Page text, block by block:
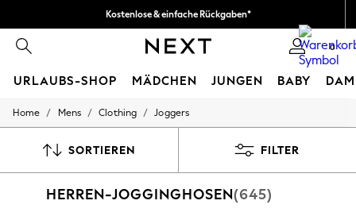
Kostenlose & einfache Rückgaben*
0
URLAUBS-SHOP MÄDCHEN JUNGEN BABY
HOLIDAY SHOP
All Swimwear
Beach Dresses & Kaftans
Home / Mens / Clothing / Joggers
SORTIEREN FILTER
HERREN-JOGGINGHOSEN(645)